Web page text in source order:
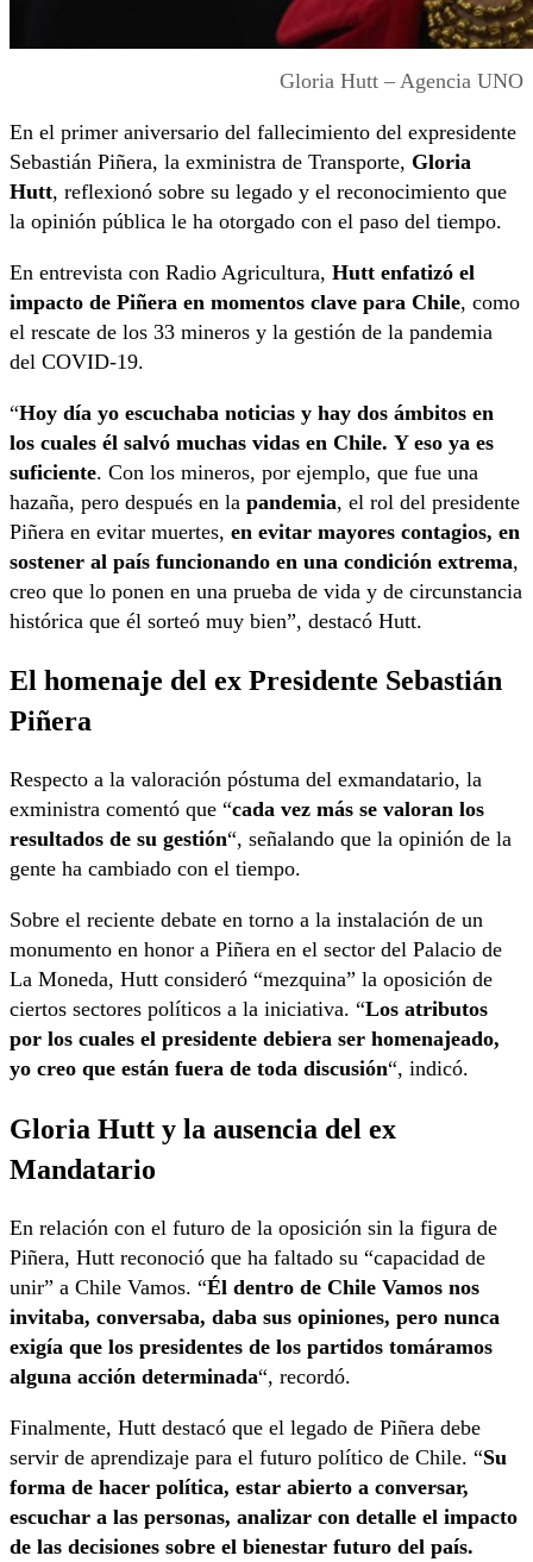
Gloria Hutt – Agencia UNO
En el primer aniversario del fallecimiento del expresidente
Sebastián Piñera, la exministra de Transporte, Gloria
Hutt, reflexionó sobre su legado y el reconocimiento que
la opinión pública le ha otorgado con el paso del tiempo.
En entrevista con Radio Agricultura, Hutt enfatizó el
impacto de Piñera en momentos clave para Chile, como
el rescate de los 33 mineros y la gestión de la pandemia
del COVID-19.
“Hoy día yo escuchaba noticias y hay dos ámbitos en
los cuales él salvó muchas vidas en Chile. Y eso ya es
suficiente. Con los mineros, por ejemplo, que fue una
hazaña, pero después en la pandemia, el rol del presidente
Piñera en evitar muertes, en evitar mayores contagios, en
sostener al país funcionando en una condición extrema,
creo que lo ponen en una prueba de vida y de circunstancia
histórica que él sorteó muy bien”, destacó Hutt.
El homenaje del ex Presidente Sebastián
Piñera
Respecto a la valoración póstuma del exmandatario, la
exministra comentó que “cada vez más se valoran los
resultados de su gestión“, señalando que la opinión de la
gente ha cambiado con el tiempo.
Sobre el reciente debate en torno a la instalación de un
monumento en honor a Piñera en el sector del Palacio de
La Moneda, Hutt consideró “mezquina” la oposición de
ciertos sectores políticos a la iniciativa. “Los atributos
por los cuales el presidente debiera ser homenajeado,
yo creo que están fuera de toda discusión“, indicó.
Gloria Hutt y la ausencia del ex
Mandatario
En relación con el futuro de la oposición sin la figura de
Piñera, Hutt reconoció que ha faltado su “capacidad de
unir” a Chile Vamos. “Él dentro de Chile Vamos nos
invitaba, conversaba, daba sus opiniones, pero nunca
exigía que los presidentes de los partidos tomáramos
alguna acción determinada“, recordó.
Finalmente, Hutt destacó que el legado de Piñera debe
servir de aprendizaje para el futuro político de Chile. “Su
forma de hacer política, estar abierto a conversar,
escuchar a las personas, analizar con detalle el impacto
de las decisiones sobre el bienestar futuro del país.